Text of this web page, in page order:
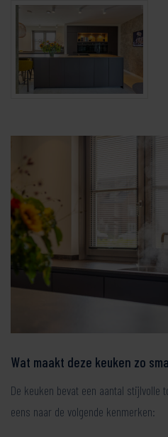
Wat maakt deze keuken zo
De keuken bevat een aantal stijlvolle
eens naar de volgende kenmerken: